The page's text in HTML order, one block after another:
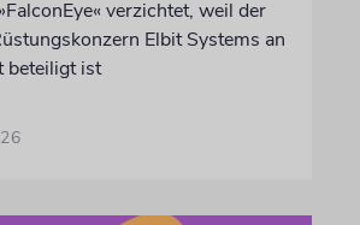
verzichtet, weil der
Elbit Systems an
beteiligt ist